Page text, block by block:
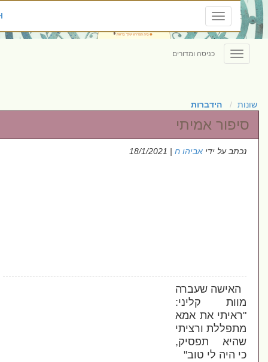
Toggle
navigation
Toggle
navigation
כניסה ומדורים
הידברות
אמיתי
על ידיאביהו ח| 18/1/2021
האישה שעברה
קליני:
את אמא
ורציתי
תפסיק,
היה לי טוב"